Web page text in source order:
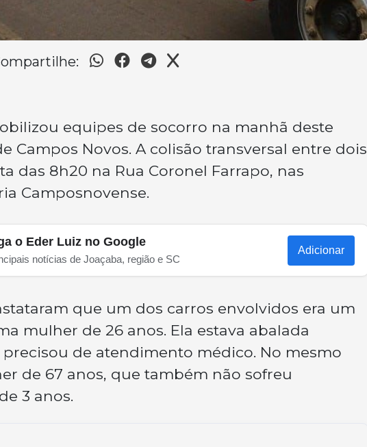
equipes de socorro na manhã deste
Campos Novos. A colisão transversal entre dois
das 8h20 na Rua Coronel Farrapo, nas
Camposnovense.
o Eder Luiz no Google
notícias de Joaçaba, região e SC
Adicionar
que um dos carros envolvidos era um
mulher de 26 anos. Ela estava abalada
de atendimento médico. No mesmo
de 67 anos, que também não sofreu
3 anos.